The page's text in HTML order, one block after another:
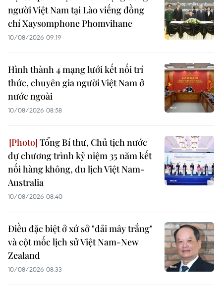
người Việt Nam tại Lào viếng đồng
chí Xaysomphone Phomvihane
10/08/2026 09:19
Hình thành 4 mạng lưới kết nối trí
thức, chuyên gia người Việt Nam ở
nước ngoài
10/08/2026 08:58
Tổng Bí thư, Chủ tịch nước
dự chương trình kỷ niệm 35 năm kết
nối hàng không, du lịch Việt Nam-
Australia
10/08/2026 08:40
Điều đặc biệt ở xứ sở "dải mây trắng"
và cột mốc lịch sử Việt Nam-New
Zealand
10/08/2026 08:33